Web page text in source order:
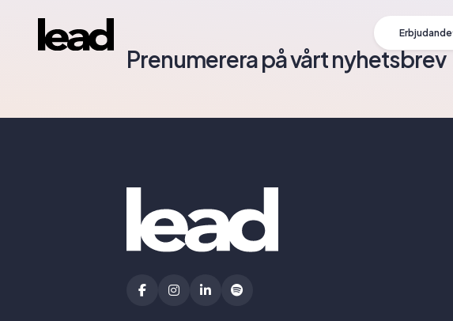
Erbjudande
Prenumerera på vårt nyhetsbrev